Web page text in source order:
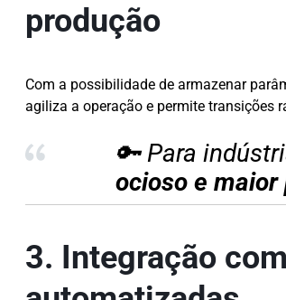
produção
Com a possibilidade de armazenar
agiliza a operação e permite transições
🔑 Para
ocioso e
3. Integração